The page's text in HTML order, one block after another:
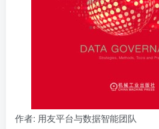
作者: 用友平台与数据智能团队
社交账号登录